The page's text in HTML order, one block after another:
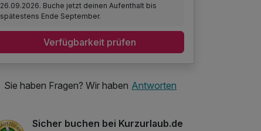
26.09.2026. Buche jetzt deinen Aufenthalt bis
spätestens Ende September.
Verfügbarkeit prüfen
Sie haben Fragen? Wir haben Antworten
Sicher buchen bei Kurzurlaub.de